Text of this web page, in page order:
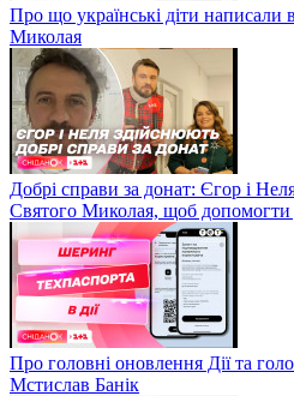
Про що українські діти написали
Миколая
Добрі справи за донат: Єгор і
Святого Миколая, щоб допомогти
Про головні оновлення Дії та
Мстислав Банік